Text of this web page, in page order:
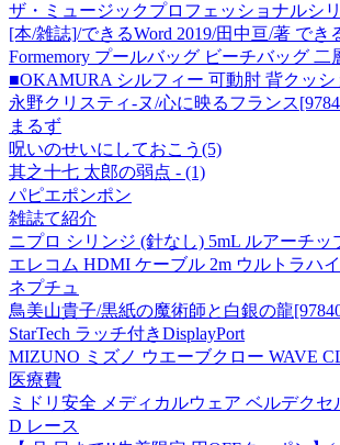
ザ・ミュージックプロフェッショナルシ
[本/雑誌]/できるWord 2019/田中亘/著 でき
Formemory プールバッグ ビーチバッグ
■OKAMURA シルフィー 可動肘 背クッ
永野クリスティ-ヌ/心に映るフランス
まるず
呪いのせいにしておこう(5)
其之十七 太郎の弱点 - (1)
パピエポンポン
雑誌て紹介
ニプロ シリンジ (針なし) 5mL ルアーチッ
エレコム HDMI ケーブル 2m ウルトラハ
ネプチュ
鳥美山貴子/黒紙の魔術師と白銀の龍
StarTech ラッチ付きDisplayPort
MIZUNO ミズノ ウエーブクロー WAVE
医療費
ミドリ安全 メディカルウェア ベルデク
D レース